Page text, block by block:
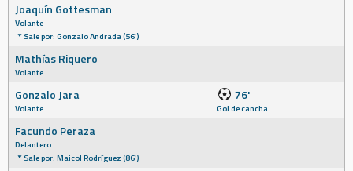
Joaquín Gottesman
Volante
Sale por: Gonzalo Andrada (56')
Mathías Riquero
Volante
Gonzalo Jara
Volante
76'
Gol de cancha
Facundo Peraza
Delantero
Sale por: Maicol Rodríguez (86')